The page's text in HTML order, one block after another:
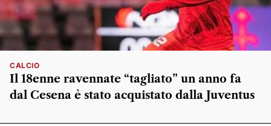
CALCIO
Il 18enne ravennate “tagliato” un anno fa
dal Cesena è stato acquistato dalla Juventus